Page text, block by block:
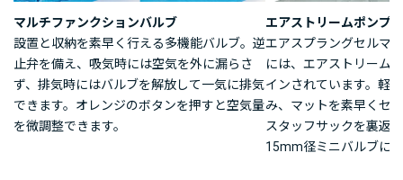
マルチファンクションバルブ
設置と収納を素早く行える多機能バルブ。逆
止弁を備え、吸気時には空気を外に漏らさ
ず、排気時にはバルブを解放して一気に排気
できます。オレンジのボタンを押すと空気量
を微調整できます。
エアストリームポンプ
エアスプラングセルマ
には、エアストリーム
インされています。軽
み、マットを素早くセ
スタッフサックを裏返
15mm径ミニバルブに